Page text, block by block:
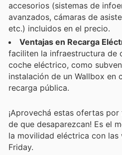
accesorios (sistemas de
avanzados, cámaras de
etc.) incluidos en el precio.
Ventajas en Recarga
faciliten la infraestructura de
coche eléctrico, como
instalación de un Wallbox en
recarga pública.
¡Aprovechá estas ofertas
de que desaparezcan! Es el
la movilidad eléctrica con las
Friday.